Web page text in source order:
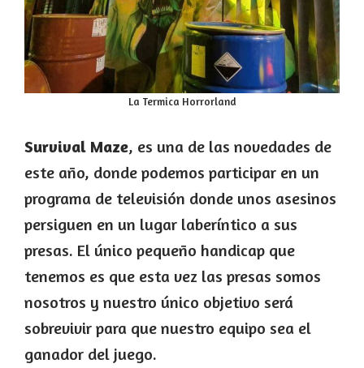
La Termica Horrorland
Survival Maze, es una de las novedades de
este año, donde podemos participar en un
programa de televisión donde unos asesinos
persiguen en un lugar laberíntico a sus
presas. El único pequeño handicap que
tenemos es que esta vez las presas somos
nosotros y nuestro único objetivo será
sobrevivir para que nuestro equipo sea el
ganador del juego.